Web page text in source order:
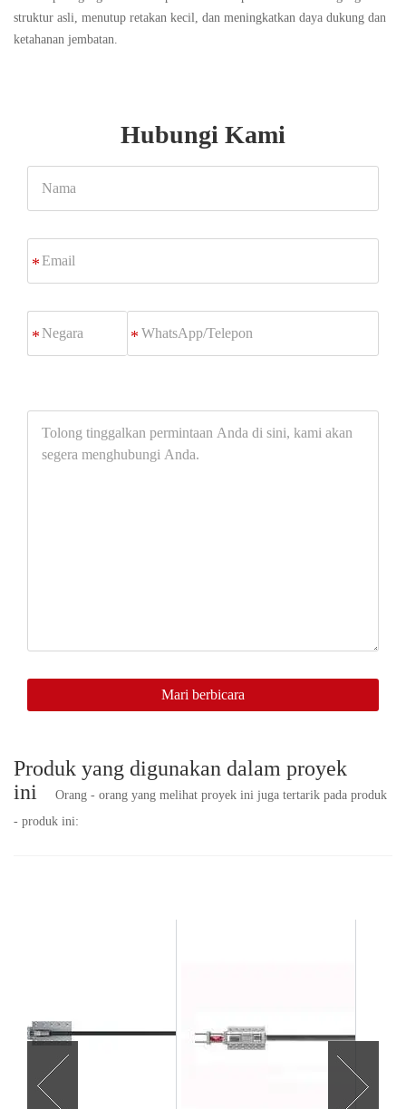
struktur asli, menutup retakan kecil, dan meningkatkan daya dukung dan
ketahanan jembatan.
Hubungi Kami
*
*
tinggalkan
permintaan
Mari berbicara
Produk yang digunakan dalam proyek
ini
Orang - orang yang melihat proyek ini juga tertarik pada produk
- produk ini: